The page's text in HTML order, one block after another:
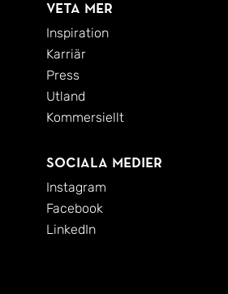
Veta mer
Inspiration
Karriär
Press
Utland
Kommersiellt
Sociala medier
Instagram
Facebook
LinkedIn